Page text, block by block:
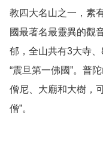
教四大名山之一，素
國最著名最靈異的觀
郁，全山共有3大寺
“震旦第一佛國”。普
僧尼、大廟和大樹，
僧”。